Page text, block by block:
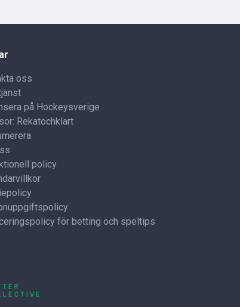
oss
på Hockeysverige
Rekatochklart
policy
för betting och speltips